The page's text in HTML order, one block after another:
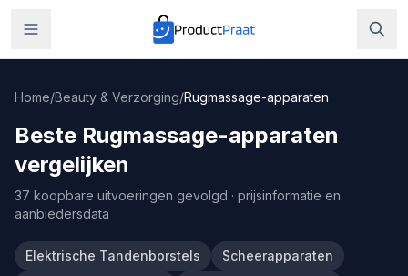
Home/Beauty & Verzorging/Rugmassage-apparaten
Beste Rugmassage-apparaten
vergelijken
37 koopbare uitvoeringen gevolgd · prijsinformatie en
aanbiedersdata
Elektrische Tandenborstels
Scheerapparaten